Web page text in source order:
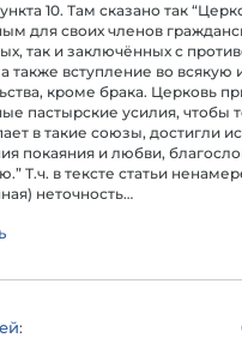
10. Там сказано так
для своих членов
так и заключённых с
также вступление во
кроме брака. Церковь
пастырские усилия, чтобы
в такие союзы, достигли
покаяния и любви,
Т.ч. в тексте статьи
неточность…
: